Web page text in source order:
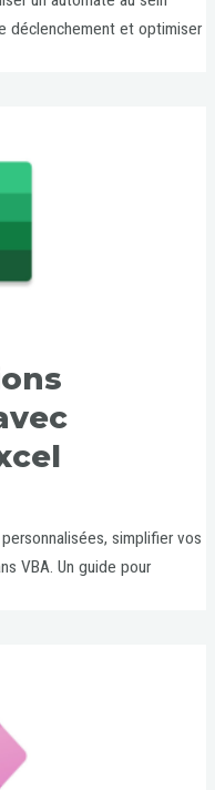
déclenchement et optimiser
simplifier vos
VBA. Un guide pour